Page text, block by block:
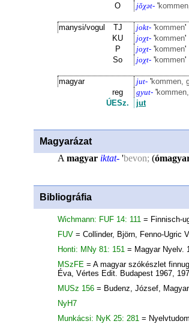
O
jŏχət- '
manysi/vogul TJ jokt- 'kommen'
KU
joχt- 'kommen'
P
joχt- 'kommen'
So
joχt- 'kommen'
magyar jut- 'kommen,
reg
gyut- '
ÚESz.
jut
Magyarázat
A magyar iktat- 'bevon; (
Bibliográfia
Wichmann: FUF 14: 111 = Finnisch-
FUV = Collinder, Björn, Fenno-Ugric
Honti: MNy 81: 151 = Magyar Nyelv.
MSzFE = A magyar szókészlet
Éva, Vértes Edit. Budapest 1967,
MUSz 156 = Budenz, József,
NyH7
Munkácsi: NyK 25: 281 =